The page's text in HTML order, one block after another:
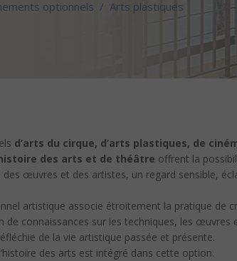
optionnels / Arts plastiques
d’arts du cirque, d’arts plastiques, de
des arts et de théâtre offrent la
œuvres et des artistes, un regard sensible,
artistique associe étroitement la pratique de
de connaissances sur les techniques, les œuvres
de la vie artistique passée et présente.
des arts est intégré dans cette option.